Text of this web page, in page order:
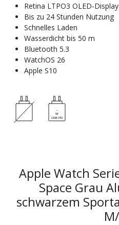
Retina LTPO3 OLED-Display
Bis zu 24 Stunden Nutzung
Schnelles Laden
Wasserdicht bis 50 m
Bluetooth 5.3
WatchOS 26
Apple S10
Apple Watch
Space Grau
schwarzem